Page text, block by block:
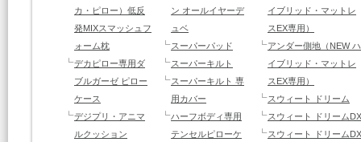
カ・ピロー）低反
発MIXスマッシュフ
ォーム枕
デカピロー専用ダ
ブルガーゼ ピロー
ケース
デジプリ・アニマ
ルクッション
ン オールイヤーデ
ュベ
スーパーパッド
スーパーキルト
スーパーキルト 専
用カバー
ハーフボディ専用
テンセルピローケ
イブリッド・マットレ
スEX専用）
アンダー側地（NEW ハ
イブリッド・マットレ
スEX専用）
スウィート ドリーム
スウィート ドリームDX
スウィート ドリームDX